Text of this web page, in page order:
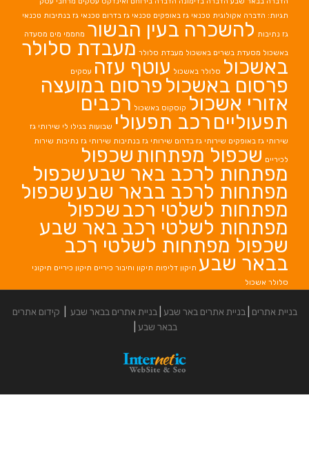
טכנאי גז באופקים טכנאי גז בדרום טכנאי גז בנתיבות טכנאי
בעין הבשור מחממי מים מסעדה
באשכול מעבדת סלולר מעבדת סלולר
סלולר באשכול עוטף עזה עסקים
פרסום במועצה
קוסקוס באשכול רכבים
רכב תפעולי שבועות בגילו לי שירותי גז
גז בדרום שירותי גז בנתיבות שירותי גז נתיבות שירות
מפתחותשכפול
לרכב באר שבע שכפול
לרכב בבאר שבעשכפול
לשלטי רכבשכפול
לשלטי רכב באר שבע
לשלטי רכב
תיקון דליפות תיקון וחיבור כיריים תיקון כיריים תיקוני
אתרים באר שבע |בניית אתרים בבאר שבע|קידום אתרים